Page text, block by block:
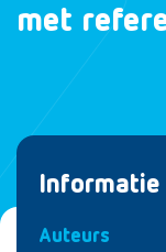
met
Informatie
Auteurs